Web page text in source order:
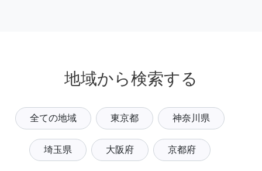
地域から検索する
全ての地域 東京都 神奈川県
埼玉県 大阪府 京都府